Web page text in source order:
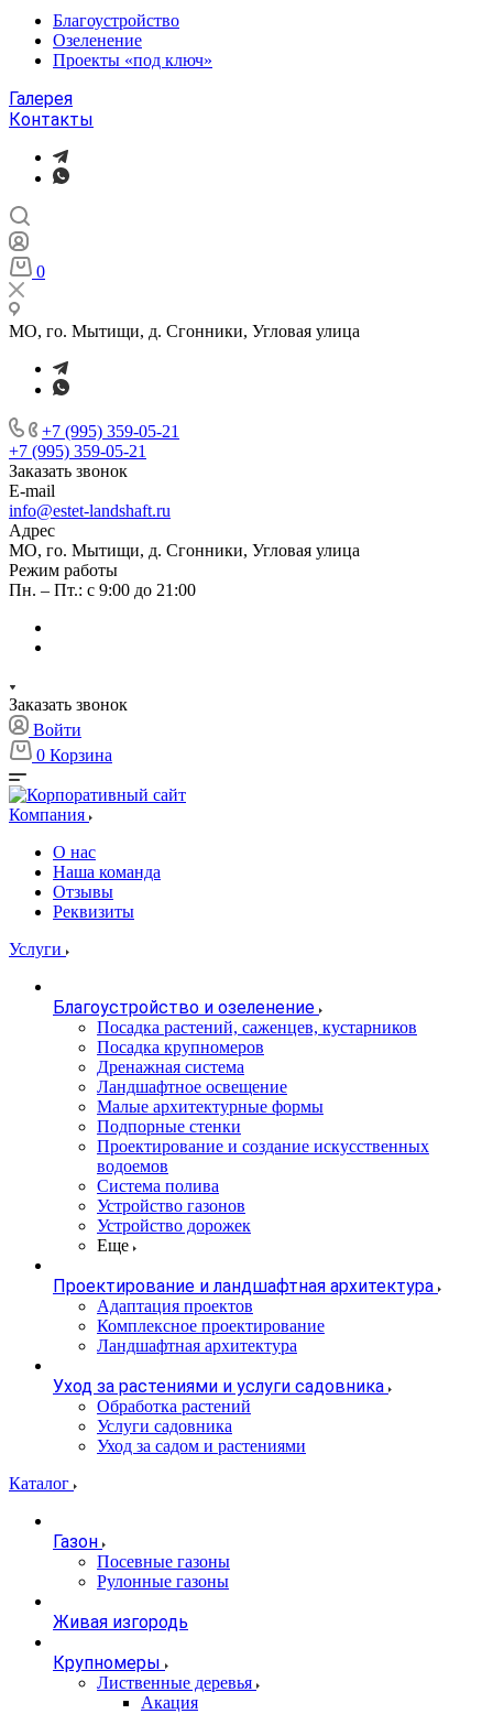
Благоустройство
Озеленение
Проекты «под ключ»
Галерея
Контакты
0
МО, го. Мытищи, д. Сгонники, Угловая улица
+7 (995) 359-05-21
+7 (995) 359-05-21
Заказать звонок
E-mail
info@estet-landshaft.ru
Адрес
МО, го. Мытищи, д. Сгонники, Угловая улица
Режим работы
Пн. – Пт.: с 9:00 до 21:00
Заказать звонок
Войти
0 Корзина
Компания
О нас
Наша команда
Отзывы
Реквизиты
Услуги
Благоустройство и озеленение
Посадка растений, саженцев, кустарников
Посадка крупномеров
Дренажная система
Ландшафтное освещение
Малые архитектурные формы
Подпорные стенки
Проектирование и создание искусственных
водоемов
Система полива
Устройство газонов
Устройство дорожек
Еще
Проектирование и ландшафтная архитектура
Адаптация проектов
Комплексное проектирование
Ландшафтная архитектура
Уход за растениями и услуги садовника
Обработка растений
Услуги садовника
Уход за садом и растениями
Каталог
Газон
Посевные газоны
Рулонные газоны
Живая изгородь
Крупномеры
Лиственные деревья
Акация